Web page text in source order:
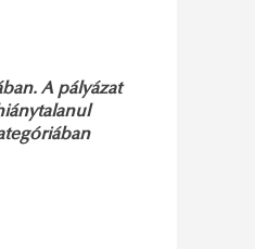
A pályázat